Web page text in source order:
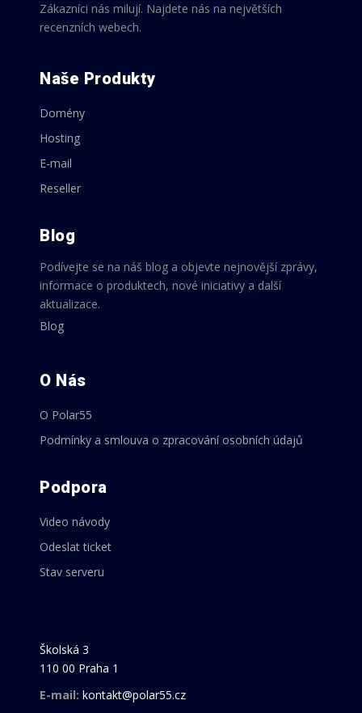
Zákazníci nás milují. Najdete nás na největších
recenzních webech.
Naše Produkty
Domény
Hosting
E-mail
Reseller
Blog
Podívejte se na náš blog a objevte nejnovější zprávy,
informace o produktech, nové iniciativy a další
aktualizace.
Blog
O Nás
O Polar55
Podmínky a smlouva o zpracování osobních údajů
Podpora
Video návody
Odeslat ticket
Stav serveru
Školská 3
110 00 Praha 1
E-mail: kontakt@polar55.cz